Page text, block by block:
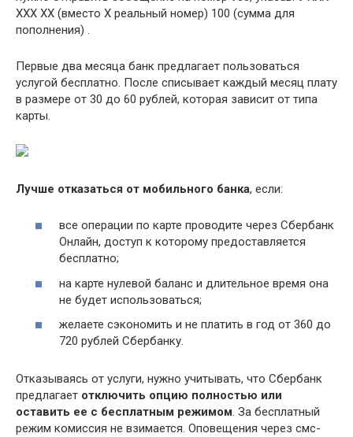
ХХХ ХХ (вместо Х реальный номер) 100 (сумма для
пополнения) .
Первые два месяца банк предлагает пользоваться
услугой бесплатно. После списывает каждый месяц плату
в размере от 30 до 60 рублей, которая зависит от типа
карты.
Лучше отказаться от мобильного банка, если:
все операции по карте проводите через Сбербанк
Онлайн, доступ к которому предоставляется
бесплатно;
на карте нулевой баланс и длительное время она
не будет использоваться;
желаете сэкономить и не платить в год от 360 до
720 рублей Сбербанку.
Отказываясь от услуги, нужно учитывать, что Сбербанк
предлагает отключить опцию полностью или
оставить ее с бесплатным режимом. За бесплатный
режим комиссия не взимается. Оповещения через смс-